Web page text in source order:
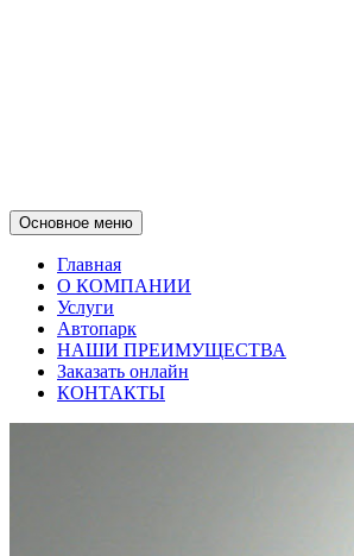
Основное меню
Главная
О КОМПАНИИ
Услуги
Автопарк
НАШИ ПРЕИМУЩЕСТВА
Заказать онлайн
КОНТАКТЫ